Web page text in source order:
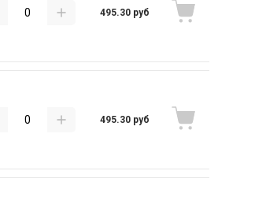
495.30 руб
495.30 руб